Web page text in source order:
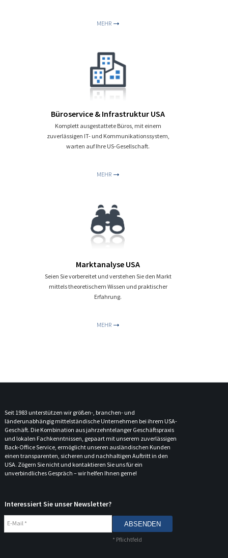
MEHR
Büroservice & Infrastruktur USA
Komplett ausgestattete Büros, mit einem
zuverlässigen IT- und Kommunikationssystem,
warten auf Ihre US-Gesellschaft.
MEHR
Marktanalyse USA
Seien Sie vorbereitet und verstehen Sie den Markt
mittels theoretischem Wissen und praktischer
Erfahrung.
MEHR
Seit 1983 unterstützen wir größen-, branchen- und
länderunabhängig mittelständische Unternehmen bei ihrem USA-
Geschäft. Die Kombination aus jahrzehntelanger Geschäftspraxis
und lokalen Fachkenntnissen, gepaart mit unserem zuverlässigen
Back-Office Service, ermöglicht unseren ausländischen Kunden
einen transparenten, sicheren und nachhaltigen Auftritt in den
USA. Zögern Sie nicht und kontaktieren Sie uns für ein
unverbindliches Gespräch – wir helfen Ihnen gerne!
Interessiert Sie unser Newsletter?
E-Mail *
* Pflichtfeld